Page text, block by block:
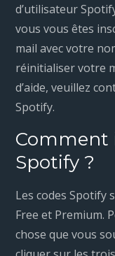
d’utilisateur
vous vous êtes
mail avec votre
réinitialiser votre
d’aide, veuillez
Spotify.
Comment
Spotify ?
Les codes Spotify
Free et Premium.
chose que vous